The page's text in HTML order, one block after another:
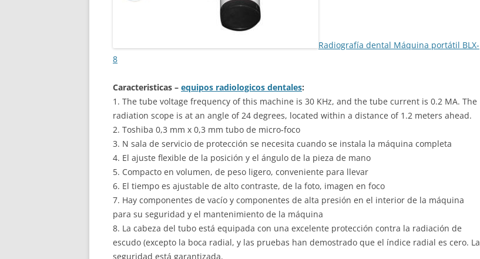
Radiografía dental Máquina portátil BLX-
8
Caracteristicas – equipos radiologicos dentales:
1. The tube voltage frequency of this machine is 30 KHz, and the tube current is 0.2 MA. The
radiation scope is at an angle of 24 degrees, located within a distance of 1.2 meters ahead.
2. Toshiba 0,3 mm x 0,3 mm tubo de micro-foco
3. N sala de servicio de protección se necesita cuando se instala la máquina completa
4. El ajuste flexible de la posición y el ángulo de la pieza de mano
5. Compacto en volumen, de peso ligero, conveniente para llevar
6. El tiempo es ajustable de alto contraste, de la foto, imagen en foco
7. Hay componentes de vacío y componentes de alta presión en el interior de la máquina
para su seguridad y el mantenimiento de la máquina
8. La cabeza del tubo está equipada con una excelente protección contra la radiación de
escudo (excepto la boca radial, y las pruebas han demostrado que el índice radial es cero. La
seguridad está garantizada.